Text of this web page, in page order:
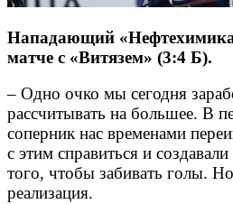
Нападающий
матче с «Витязем» (3:4 Б).
– Одно очко мы сегодня
рассчитывать на большее. В
соперник нас временами
с этим справиться и
того, чтобы забивать голы.
реализация.